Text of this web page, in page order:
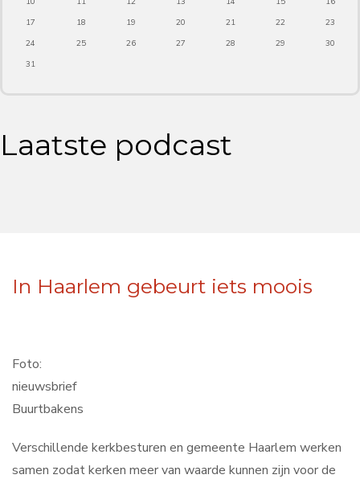
17
18 19 20 21 22
23
24
25 26 27 28 29
30
31
Laatste podcast
In Haarlem gebeurt iets moois
Foto:
nieuwsbrief
Buurtbakens
Verschillende kerkbesturen en gemeente Haarlem werken
samen zodat kerken meer van waarde kunnen zijn voor de